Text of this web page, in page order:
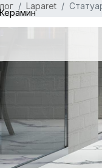
Керамин
Laparet